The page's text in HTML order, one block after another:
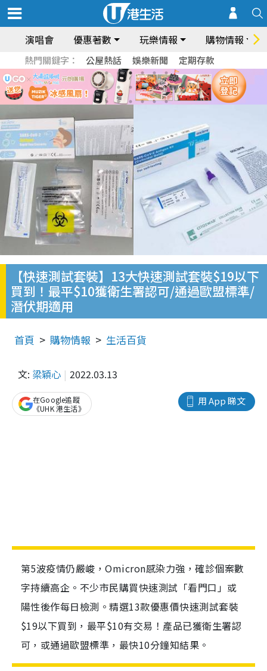
演唱會 優惠著數 玩樂情報 購物情報
熱門關鍵字： 公屋熱話 娛樂新聞 定期存款
【快速測試套裝】13大快速測試套裝$19以下
買到！最平$10獲衛生署認可/通過歐盟標準/
潛伏期適用
首頁 購物情報 生活百貨
文: 梁穎心 2022.03.13
用 App 睇文
在Google追蹤
《UHK 港生活》
第5波疫情仍嚴峻，Omicron感染力強，確診個案數
字持續高企。不少市民購買快速測試「看門口」或
陽性後作每日檢測。精選13款優惠價快速測試套裝
$19以下買到，最平$10有交易！產品已獲衛生署認
可，或通過歐盟標準，最快10分鐘知結果。